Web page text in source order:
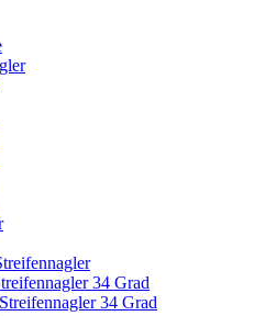
34 Grad
34 Grad